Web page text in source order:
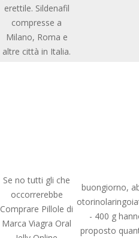
erettile. Sildenafil
compresse a
Milano, Roma e
altre città in Italia.
Se no tutti gli che
occorrerebbe
Comprare Pillole di
Marca Viagra Oral
buongiorno,
- 400 g
proposto